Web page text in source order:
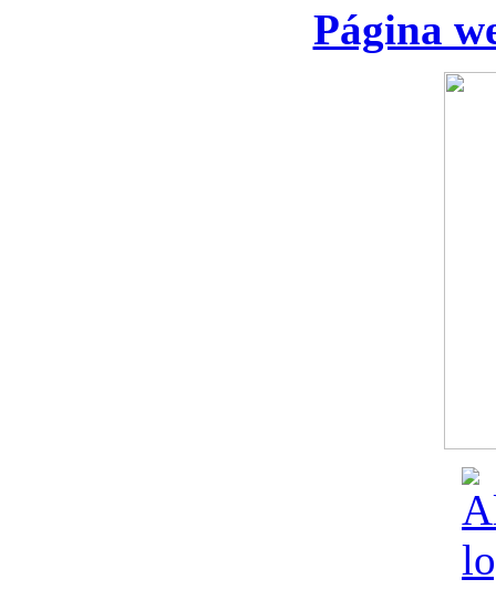
Página